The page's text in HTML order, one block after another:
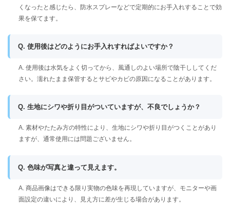
くなったと感じたら、防水スプレーなどで定期的にお手入れすることで効
果を保てます。
Q. 使用後はどのようにお手入れすればよいですか？
A. 使用後は水気をよく切ってから、風通しのよい場所で陰干ししてくだ
さい。濡れたまま保管するとサビやカビの原因になることがあります。
Q. 生地にシワや折り目がついていますが、不良でしょうか？
A. 素材やたたみ方の特性により、生地にシワや折り目がつくことがあり
ますが、通常使用には問題ございません。
Q. 色味が写真と違って見えます。
A. 商品画像はできる限り実物の色味を再現していますが、モニターや画
面設定の違いにより、見え方に差が生じる場合があります。